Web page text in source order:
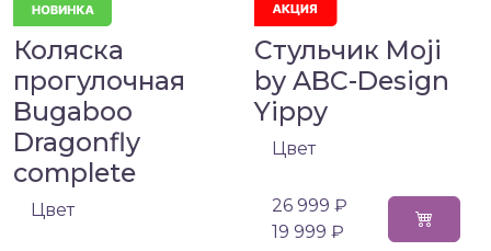
Коляска
прогулочная
Bugaboo
Dragonfly
complete
Цвет
Стульчик Moji
by ABC-Design
Yippy
Цвет
26 999 ₽
19 999 ₽